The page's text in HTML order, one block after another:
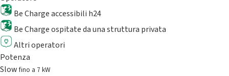
Be Charge accessibili h24
Be Charge ospitate da una struttura privata
Altri operatori
Potenza
Slowfino a 7 kW